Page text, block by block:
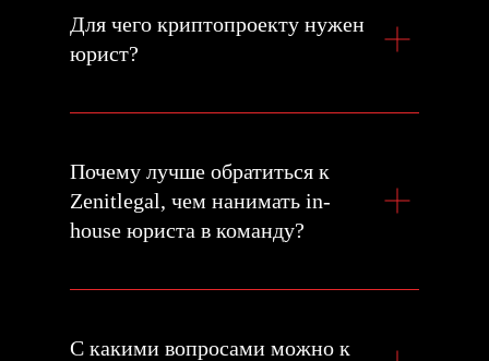
Для чего криптопроекту нужен
юрист?
Почему лучше обратиться к
Zenitlegal, чем нанимать in-
house юриста в команду?
С какими вопросами можно к